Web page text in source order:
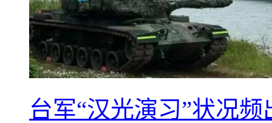
台军“汉光演习”状况